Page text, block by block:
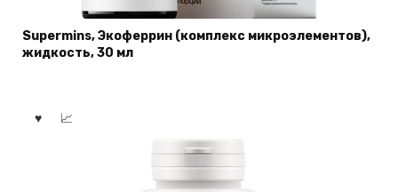
Supermins, Экоферрин (комплекс микроэлементов),
жидкость, 30 мл